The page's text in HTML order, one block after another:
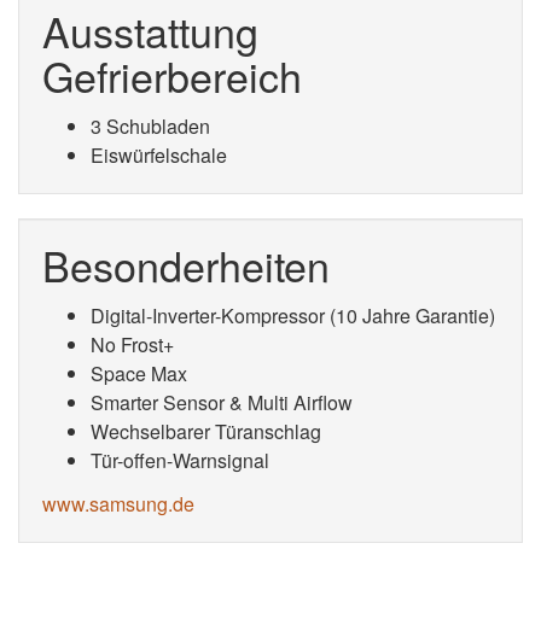
Ausstattung
Gefrierbereich
3 Schubladen
Eiswürfelschale
Besonderheiten
Digital-Inverter-Kompressor (10 Jahre Garantie)
No Frost+
Space Max
Smarter Sensor & Multi Airflow
Wechselbarer Türanschlag
Tür-offen-Warnsignal
www.samsung.de